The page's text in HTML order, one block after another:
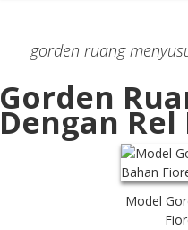
gorden ruang
Gorden
Dengan
Model